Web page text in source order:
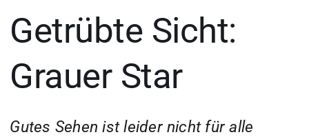
Getrübte Sicht:
Grauer Star
Gutes Sehen ist leider nicht für alle